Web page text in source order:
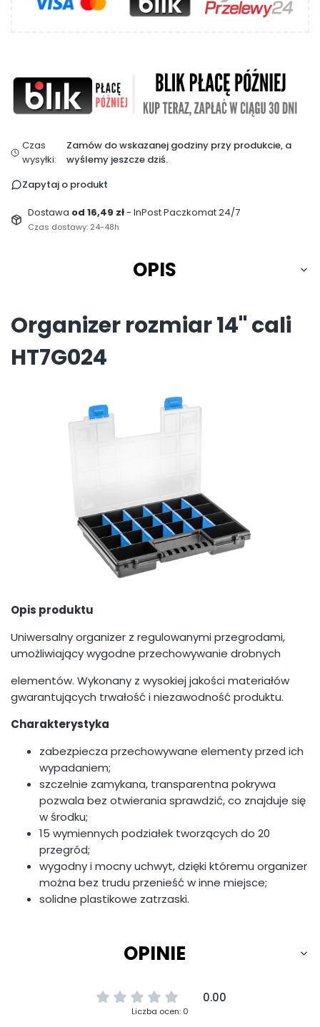
Czas
wysyłki:
Zamów do wskazanej godziny przy produkcie, a
wyślemy jeszcze dziś.
Zapytaj o produkt
Dostawa od 16,49 zł- InPost Paczkomat 24/7
Czas dostawy: 24-48h
OPIS
Organizer rozmiar 14" cali
HT7G024
Opis produktu
Uniwersalny organizer z regulowanymi przegrodami,
umożliwiający wygodne przechowywanie drobnych
elementów. Wykonany z wysokiej jakości materiałów
gwarantujących trwałość i niezawodność produktu.
Charakterystyka
zabezpiecza przechowywane elementy przed ich
wypadaniem;
szczelnie zamykana, transparentna pokrywa
pozwala bez otwierania sprawdzić, co znajduje się
w środku;
15 wymiennych podziałek tworzących do 20
przegród;
wygodny i mocny uchwyt, dzięki któremu organizer
można bez trudu przenieść w inne miejsce;
solidne plastikowe zatrzaski.
OPINIE
0.00
Liczba ocen: 0